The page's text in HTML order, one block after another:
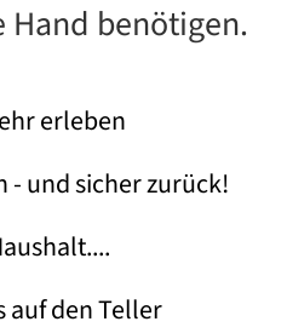
Hand benötigen.
erleben
- und sicher zurück!
auf den Teller